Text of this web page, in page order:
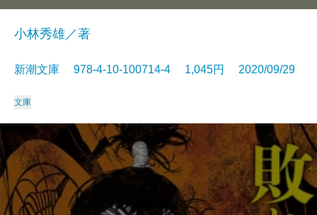
小林秀雄／著
新潮文庫 978-4-10-100714-4 1,045円 2020/09/29
文庫